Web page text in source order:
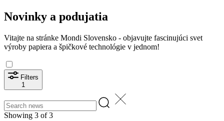
Novinky a podujatia
Vitajte na stránke Mondi Slovensko - objavujte fascinujúci svet
výroby papiera a špičkové technológie v jednom!
Filters
1
Showing 3 of 3